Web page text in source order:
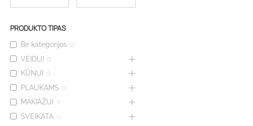
PRODUKTO TIPAS
Be kategorijos 0
VEIDUI 0
KŪNUI
0
PLAUKAMS 0
MAKIAŽUI
0
SVEIKATA 0